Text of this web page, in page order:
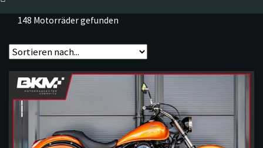
148 Motorräder gefunden